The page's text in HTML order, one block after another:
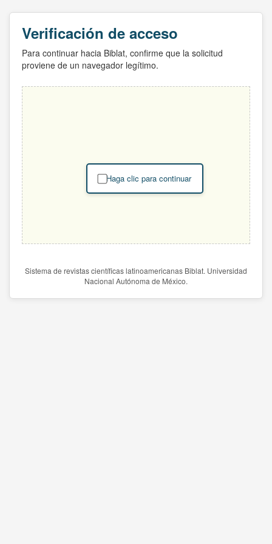
Verificación de acceso
Para continuar hacia Biblat, confirme que la solicitud
proviene de un navegador legítimo.
Haga clic para continuar
Sistema de revistas científicas latinoamericanas Biblat. Universidad
Nacional Autónoma de México.